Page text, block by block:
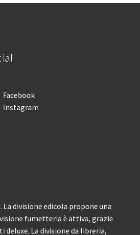
Facebook
Instagram
divisione edicola propone una
fumetteria è attiva, grazie
La divisione da libreria,